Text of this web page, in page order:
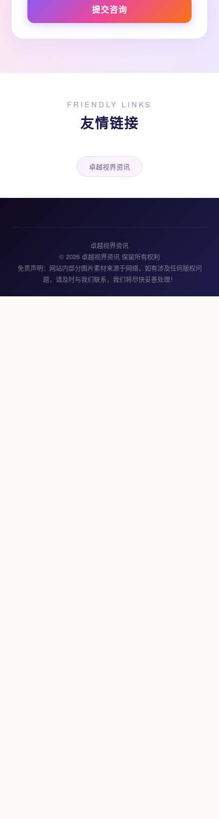
提交咨询
FRIENDLY LINKS
友情链接
卓越视界资讯
卓越视界资讯
© 2026 卓越视界资讯 保留所有权利
免责声明：网站内部分图片素材来源于网络，如有涉及任何版权问
题，请及时与我们联系，我们将尽快妥善处理！